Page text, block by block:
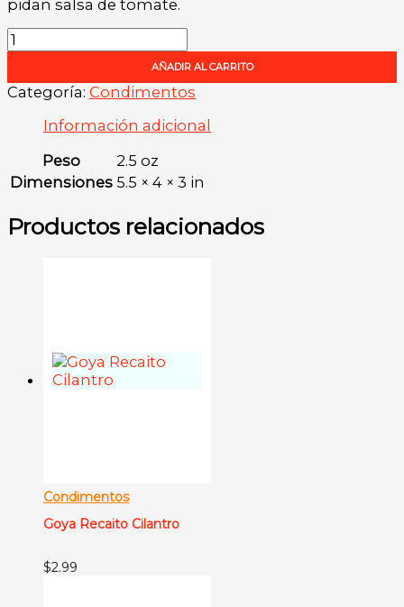
pidan salsa de tomate.
Salsa
De
Baja
Sodio
AÑADIR AL CARRITO
Categoría: Condimentos
Información adicional
Peso
2.5 oz
Dimensiones 5.5 × 4 × 3 in
Productos relacionados
Condimentos
Goya Recaito Cilantro
$2.99